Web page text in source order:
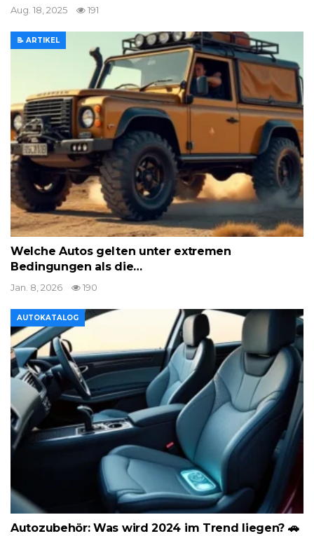
Aug. 18, 2025 191
📝 ARTIKEL
Welche Autos gelten unter extremen
Bedingungen als die…
Jan. 8, 2026 190
AUTOKATALOG
Autozubehör: Was wird 2024 im Trend liegen? 🚗